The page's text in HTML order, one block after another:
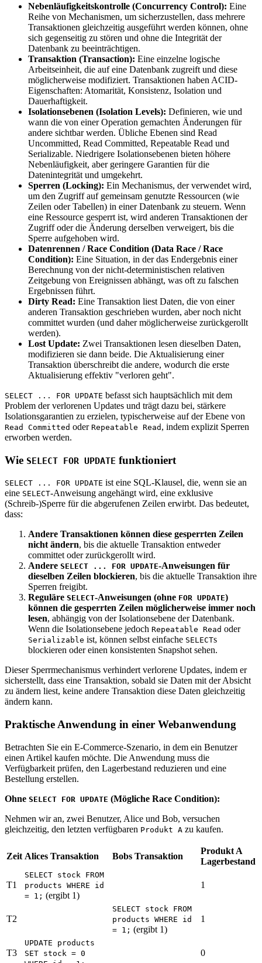
Nebenläufigkeitskontrolle (Concurrency Control): Eine
Reihe von Mechanismen, um sicherzustellen, dass mehrere
Transaktionen gleichzeitig ausgeführt werden können, ohne
sich gegenseitig zu stören und ohne die Integrität der
Datenbank zu beeinträchtigen.
Transaktion (Transaction): Eine einzelne logische
Arbeitseinheit, die auf eine Datenbank zugreift und diese
möglicherweise modifiziert. Transaktionen haben ACID-
Eigenschaften: Atomarität, Konsistenz, Isolation und
Dauerhaftigkeit.
Isolationsebenen (Isolation Levels): Definieren, wie und
wann die von einer Operation gemachten Änderungen für
andere sichtbar werden. Übliche Ebenen sind Read
Uncommitted, Read Committed, Repeatable Read und
Serializable. Niedrigere Isolationsebenen bieten höhere
Nebenläufigkeit, aber geringere Garantien für die
Datenintegrität und umgekehrt.
Sperren (Locking): Ein Mechanismus, der verwendet wird,
um den Zugriff auf gemeinsam genutzte Ressourcen (wie
Zeilen oder Tabellen) in einer Datenbank zu steuern. Wenn
eine Ressource gesperrt ist, wird anderen Transaktionen der
Zugriff oder die Änderung derselben verweigert, bis die
Sperre aufgehoben wird.
Datenrennen / Race Condition (Data Race / Race
Condition): Eine Situation, in der das Endergebnis einer
Berechnung von der nicht-deterministischen relativen
Zeitgebung von Ereignissen abhängt, was oft zu falschen
Ergebnissen führt.
Dirty Read: Eine Transaktion liest Daten, die von einer
anderen Transaktion geschrieben wurden, aber noch nicht
committet wurden (und daher möglicherweise zurückgerollt
werden).
Lost Update: Zwei Transaktionen lesen dieselben Daten,
modifizieren sie dann beide. Die Aktualisierung einer
Transaktion überschreibt die andere, wodurch die erste
Aktualisierung effektiv "verloren geht".
SELECT ... FOR UPDATE befasst sich hauptsächlich mit dem
Problem der verlorenen Updates und trägt dazu bei, stärkere
Isolationsgarantien zu erzielen, typischerweise auf der Ebene von
Read Committed oder Repeatable Read , indem explizit Sperren
erworben werden.
Wie SELECT FOR UPDATE funktioniert
SELECT ... FOR UPDATE ist eine SQL-Klausel, die, wenn sie an
eine SELECT-Anweisung angehängt wird, eine exklusive
(Schreib-)Sperre für die abgerufenen Zeilen erwirbt. Das bedeutet,
dass:
Andere Transaktionen können diese gesperrten Zeilen
nicht ändern, bis die aktuelle Transaktion entweder
committet oder zurückgerollt wird.
Andere SELECT ... FOR UPDATE-Anweisungen für
dieselben Zeilen blockieren, bis die aktuelle Transaktion ihre
Sperren freigibt.
Reguläre SELECT-Anweisungen (ohne FOR UPDATE)
können die gesperrten Zeilen möglicherweise immer noch
lesen, abhängig von der Isolationsebene der Datenbank.
Wenn die Isolationsebene jedoch Repeatable Read oder
Serializable ist, können selbst einfache SELECTs
blockieren oder einen konsistenten Snapshot sehen.
Dieser Sperrmechanismus verhindert verlorene Updates, indem er
sicherstellt, dass eine Transaktion, sobald sie Daten mit der Absicht
zu ändern liest, keine andere Transaktion diese Daten gleichzeitig
ändern kann.
Praktische Anwendung in einer Webanwendung
Betrachten Sie ein E-Commerce-Szenario, in dem ein Benutzer
einen Artikel kaufen möchte. Die Anwendung muss die
Verfügbarkeit prüfen, den Lagerbestand reduzieren und eine
Bestellung erstellen.
Ohne SELECT FOR UPDATE (Mögliche Race Condition):
Nehmen wir an, zwei Benutzer, Alice und Bob, versuchen
gleichzeitig, den letzten verfügbaren Produkt A zu kaufen.
Zeit Alices Transaktion Bobs Transaktion
Produkt A
Lagerbestand
T1
SELECT stock FROM
products WHERE id
= 1; (ergibt 1)
1
T2
SELECT stock FROM
products WHERE id
= 1; (ergibt 1)
1
T3
UPDATE products
SET stock = 0
0